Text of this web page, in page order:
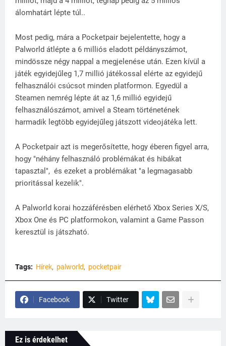
álomhatárt lépte túl..
Most pedig, mára a Pocketpair bejelentette, hogy a
Palworld átlépte a 6 milliós eladott példányszámot,
mindössze négy nappal a megjelenése után. Ezen kívül a
játék egyidejűleg 1,7 millió játékossal elérte az egyidejű
felhasználói csúcsot minden platformon. Egyedül a
Steamen nemrég lépte át az 1,6 millió egyidejű
felhasználószámot, amivel a Steam történetének
harmadik legtöbb egyidejűleg játszott videojátéka lett.
A Pocketpair azt is megerősítette, hogy éberen figyel arra,
hogy "néhány felhasználó problémákat és hibákat
tapasztal", és ezeket a problémákat "a legmagasabb
prioritással kezelik".
A Palworld korai hozzáférésben elérhető Xbox Series X/S,
Xbox One és PC platformokon, valamint a Game Passon
keresztül is játszható.
Tags: Hírek palworld pocketpair
Facebook Twitter
Ez is érdekelhet